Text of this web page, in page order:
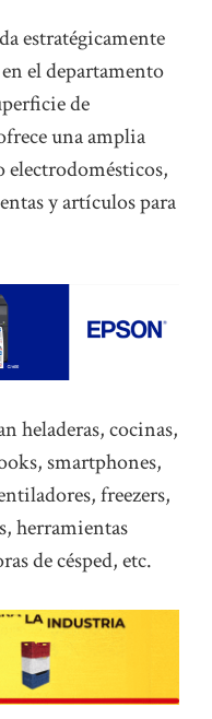
estratégicamente
el departamento
de
una amplia
electrodomésticos,
y artículos para
heladeras, cocinas,
smartphones,
freezers,
herramientas
de césped, etc.